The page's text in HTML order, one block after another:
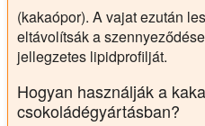
(kakaópor). A vajat ezután
eltávolítsák a
jellegzetes lipidprofilját.
Hogyan használják a
csokoládégyártásban?